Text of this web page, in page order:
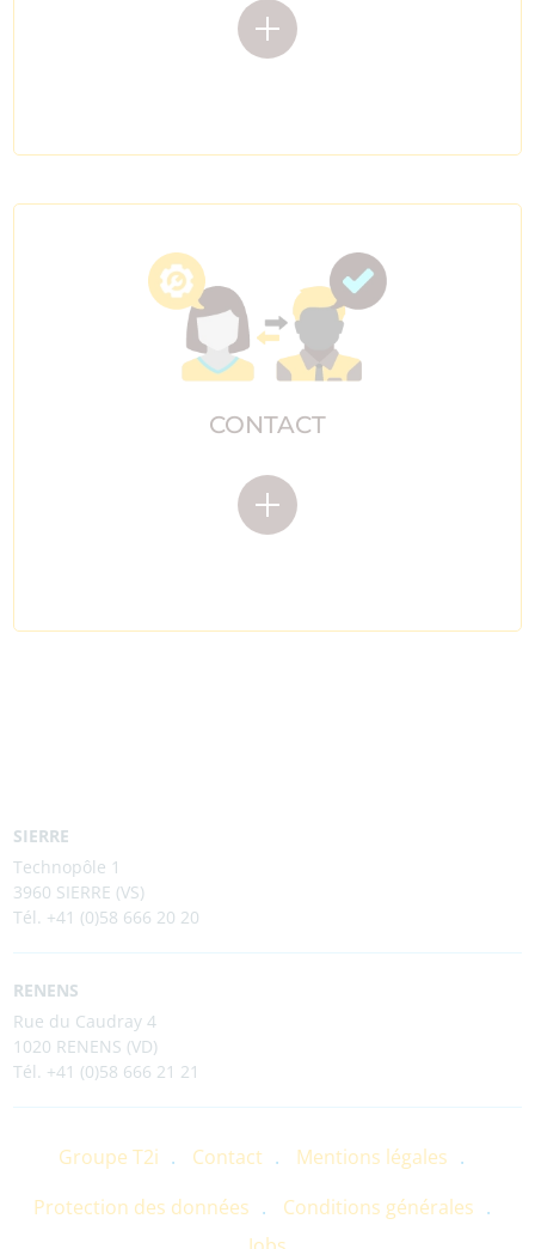
CONTACT
SIERRE
Technopôle 1
3960 SIERRE (VS)
Tél. +41 (0)58 666 20 20
RENENS
Rue du Caudray 4
1020 RENENS (VD)
Tél. +41 (0)58 666 21 21
Groupe T2i Contact
Mentions légales
Protection des données
Conditions générales